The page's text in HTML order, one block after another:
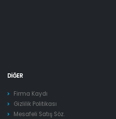
DIĞER
Firma Kaydı
Gizlilik Politikası
Mesafeli Satış Söz.